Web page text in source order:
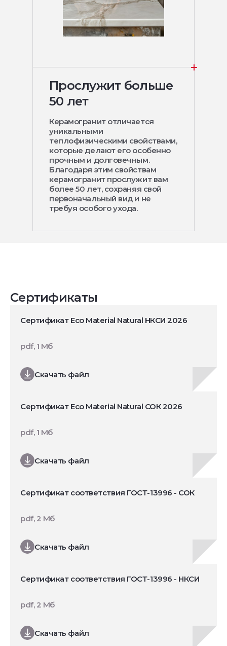
Прослужит больше
50 лет
Керамогранит отличается
уникальными
теплофизическими свойствами,
которые делают его особенно
прочным и долговечным.
Благодаря этим свойствам
керамогранит прослужит вам
более 50 лет, сохраняя свой
первоначальный вид и не
требуя особого ухода.
Сертификаты
Сертификат Eco Material Natural НКСИ 2026
Скачать файл
pdf, 1 Мб
Сертификат Eco Material Natural СОК 2026
Скачать файл
pdf, 1 Мб
Сертификат соответствия ГОСТ-13996 - СОК
Скачать файл
pdf, 2 Мб
Сертификат соответствия ГОСТ-13996 - НКСИ
Скачать файл
pdf, 2 Мб